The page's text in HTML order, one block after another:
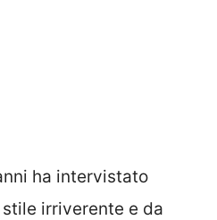
ha intervistato
irriverente e da